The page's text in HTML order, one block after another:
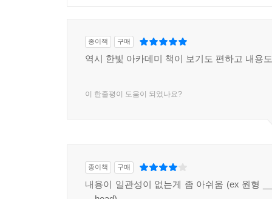
종이책 구매
역시 한빛 아카데미 책이 보기도 편하고 내용
이 한줄평이 도움이 되었나요?
종이책 구매
내용이 일관성이 없는게 좀 아쉬움 (ex 원형